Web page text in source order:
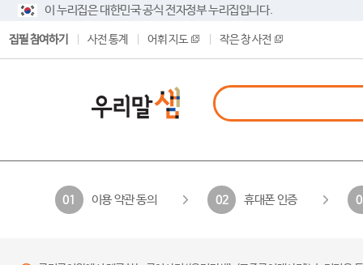
이 누리집은 대한민국 공식 전자정부 누리집입니다.
집필 참여하기 사전 통계 어휘 지도 작은 창 사전
01 이용 약관 동의 02 휴대폰 인증